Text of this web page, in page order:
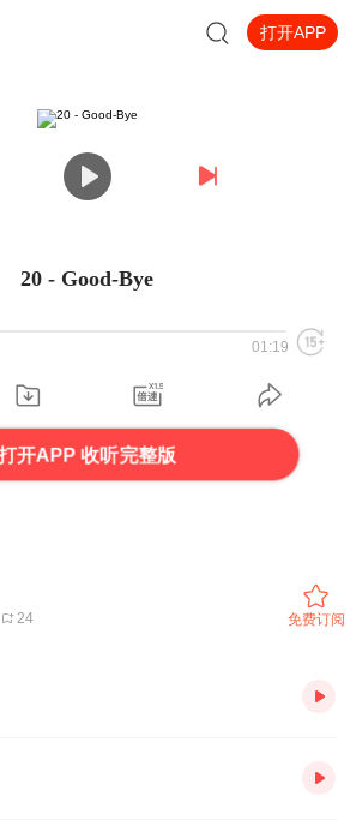
打开APP
20 - Good-Bye
01:19
打开APP 收听完整版
24 免费订阅